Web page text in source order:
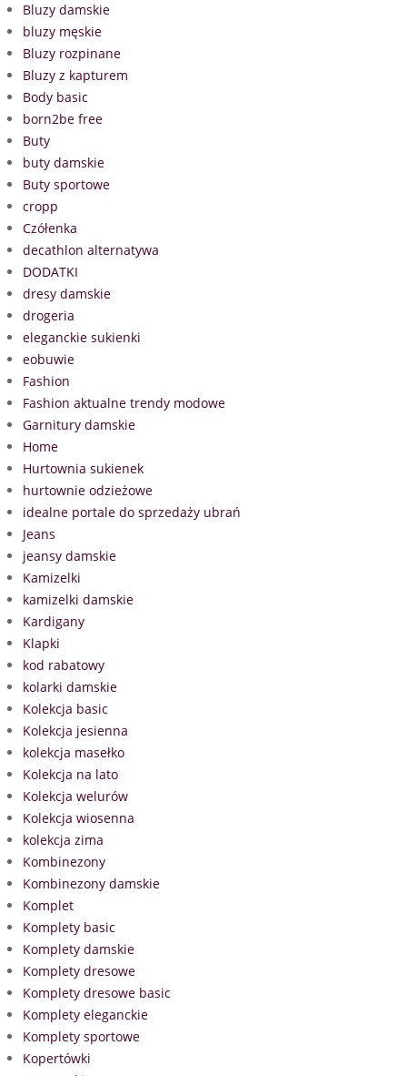
Bluzy damskie
bluzy męskie
Bluzy rozpinane
Bluzy z kapturem
Body basic
born2be free
Buty
buty damskie
Buty sportowe
cropp
Czółenka
decathlon alternatywa
DODATKI
dresy damskie
drogeria
eleganckie sukienki
eobuwie
Fashion
Fashion aktualne trendy modowe
Garnitury damskie
Home
Hurtownia sukienek
hurtownie odzieżowe
idealne portale do sprzedaży ubrań
Jeans
jeansy damskie
Kamizelki
kamizelki damskie
Kardigany
Klapki
kod rabatowy
kolarki damskie
Kolekcja basic
Kolekcja jesienna
kolekcja masełko
Kolekcja na lato
Kolekcja welurów
Kolekcja wiosenna
kolekcja zima
Kombinezony
Kombinezony damskie
Komplet
Komplety basic
Komplety damskie
Komplety dresowe
Komplety dresowe basic
Komplety eleganckie
Komplety sportowe
Kopertówki